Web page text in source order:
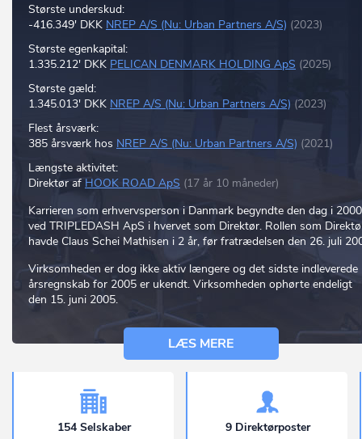
Største underskud:
-416.349' DKK NREP A/S (Nu: Urban Partners A/S) (2023)
Største egenkapital:
1.335.212' DKK PELICAN DENMARK HOLDING ApS (2025)
Største gæld:
1.345.013' DKK NREP A/S (Nu: Urban Partners A/S) (2023)
Flest årsværk:
385 årsværk hos NREP A/S (Nu: Urban Partners A/S) (2021)
Længste aktivitet:
Direktør afHOOK ROAD ApS (17 år 10 måneder)
Karrieren som erhvervsperson i Danmark begyndte den dag i 2000
ved TRIPLEDASH ApS i hvervet som Direktør. Rollen som
havde Claus Schei Mathisen i 2 år, før fratrædelsen den 26. juli
Virksomheden er dog ikke aktiv længere og det sidste indleverede
årsregnskab for 2005 er ukendt. Virksomheden ophørte endeligt
den 15. juni 2005.
LÆS MERE
154 Selskaber 9 Direktørposter